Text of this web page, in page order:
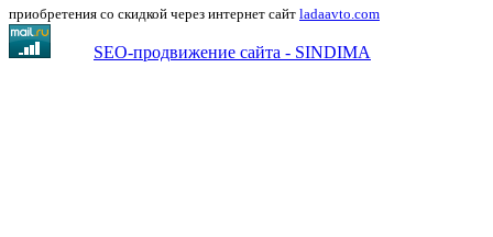
приобретения со скидкой через интернет сайт ladaavto.com
SEO-продвижение сайта - SINDIMA